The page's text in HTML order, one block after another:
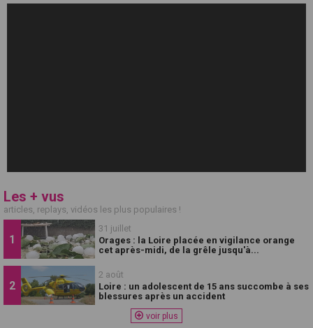
Les + vus
articles, replays, vidéos les plus populaires !
31 juillet
Orages : la Loire placée en vigilance orange
cet après-midi, de la grêle jusqu'à...
2 août
Loire : un adolescent de 15 ans succombe à ses
blessures après un accident
voir plus